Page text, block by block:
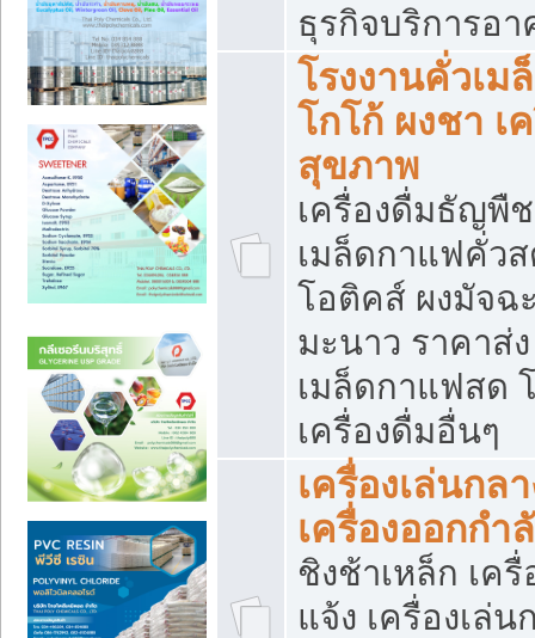
ธุรกิจบริการอ
โรงงานคั่วเม
โกโก้ ผงชา เ
สุขภาพ
เครื่องดื่มธัญพื
เมล็ดกาแฟคั่ว
โอติคส์ ผงมัจฉ
มะนาว ราคาส่
เมล็ดกาแฟสด
เครื่องดื่มอื่นๆ
เครื่องเล่นกล
เครื่องออกกำ
ชิงช้าเหล็ก เค
แจ้ง เครื่องเล่น